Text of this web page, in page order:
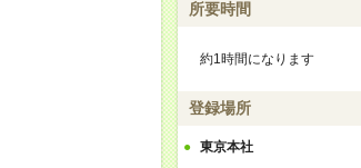
所要時間
約1時間になります
登録場所
東京本社